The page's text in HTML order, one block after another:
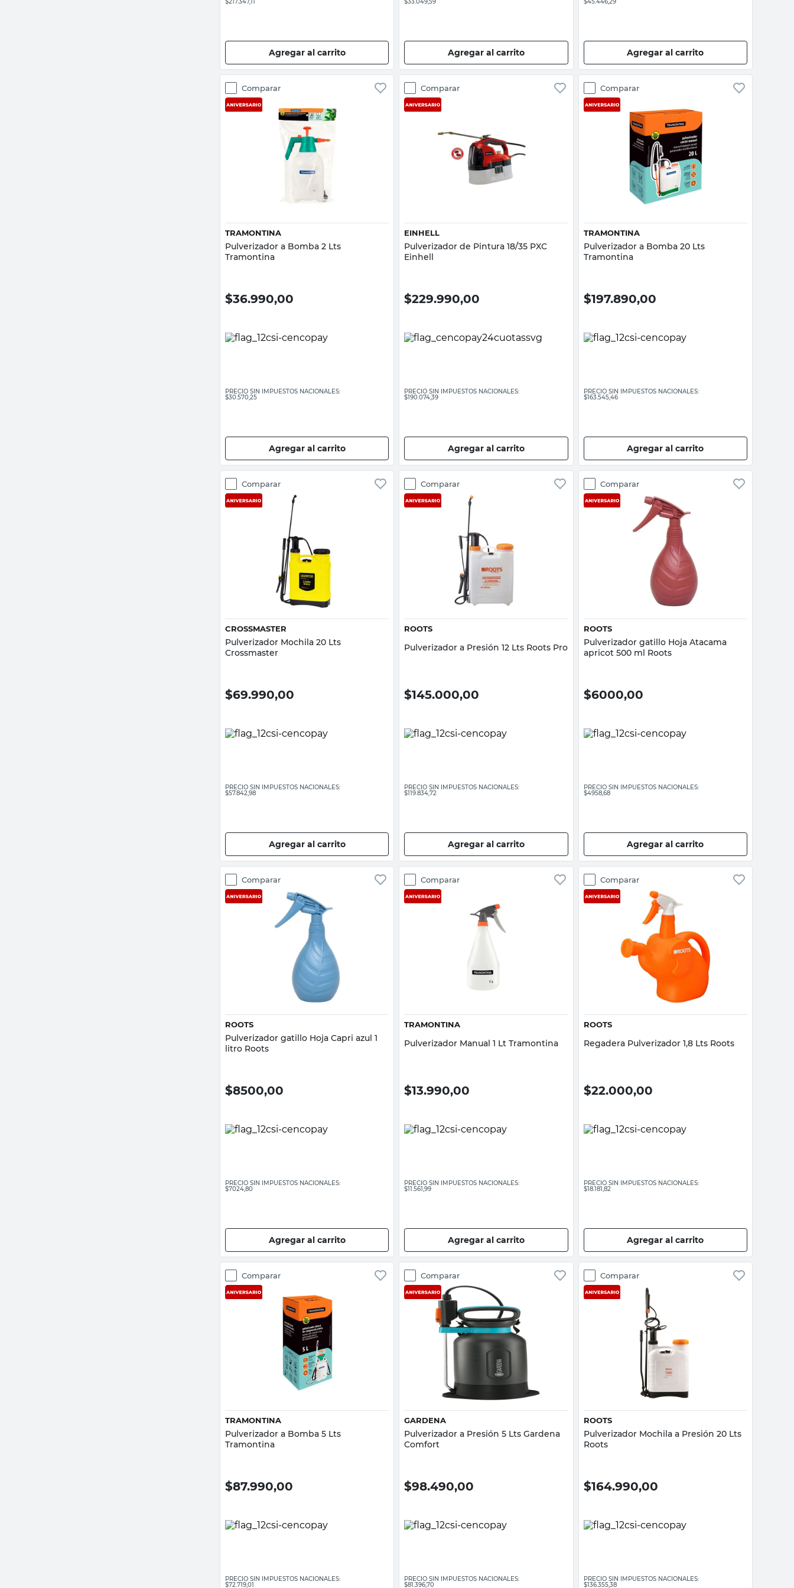
Agregar al carrito Agregar al carrito Agregar al carrito
Comparar
Vista rápida
TRAMONTINA
Pulverizador a Bomba 2 Lts
Tramontina
$36.990,00
PRECIO SIN IMPUESTOS NACIONALES:
$30.570,25
Agregar al carrito
Comparar
Vista rápida
EINHELL
Pulverizador de Pintura 18/35 PXC
Einhell
$229.990,00
PRECIO SIN IMPUESTOS NACIONALES:
$190.074,39
Agregar al carrito
Comparar
Vista rápida
TRAMONTINA
Pulverizador a Bomba 20 Lts
Tramontina
$197.890,00
PRECIO SIN IMPUESTOS NACIONALES:
$163.545,46
Agregar al carrito
Comparar
Vista rápida
CROSSMASTER
Pulverizador Mochila 20 Lts
Crossmaster
$69.990,00
PRECIO SIN IMPUESTOS NACIONALES:
$57.842,98
Agregar al carrito
Comparar
Vista rápida
ROOTS
Pulverizador a Presión 12 Lts Roots Pro
$145.000,00
PRECIO SIN IMPUESTOS NACIONALES:
$119.834,72
Agregar al carrito
Comparar
Vista rápida
ROOTS
Pulverizador gatillo Hoja Atacama
apricot 500 ml Roots
$6000,00
PRECIO SIN IMPUESTOS NACIONALES:
$4958,68
Agregar al carrito
Comparar
Vista rápida
ROOTS
Pulverizador gatillo Hoja Capri azul 1
litro Roots
$8500,00
PRECIO SIN IMPUESTOS NACIONALES:
$7024,80
Agregar al carrito
Comparar
Vista rápida
TRAMONTINA
Pulverizador Manual 1 Lt Tramontina
$13.990,00
PRECIO SIN IMPUESTOS NACIONALES:
$11.561,99
Agregar al carrito
Comparar
Vista rápida
ROOTS
Regadera Pulverizador 1,8 Lts Roots
$22.000,00
PRECIO SIN IMPUESTOS NACIONALES:
$18.181,82
Agregar al carrito
Comparar
Vista rápida
TRAMONTINA
Pulverizador a Bomba 5 Lts
Tramontina
$87.990,00
PRECIO SIN IMPUESTOS NACIONALES:
$72.719,01
Comparar
Vista rápida
GARDENA
Pulverizador a Presión 5 Lts Gardena
Comfort
$98.490,00
PRECIO SIN IMPUESTOS NACIONALES:
$81.396,70
Comparar
Vista rápida
ROOTS
Pulverizador Mochila a Presión 20 Lts
Roots
$164.990,00
PRECIO SIN IMPUESTOS NACIONALES:
$136.355,38